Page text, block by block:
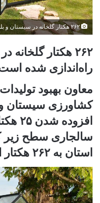
۲۶۲ هکتار گلخانه در
راه‌اندازی شده
معاون بهبود
کشاورزی سیستان
سالجاری سطح زیر
استان به ۲۶۲ هکتار افزایش یافت.